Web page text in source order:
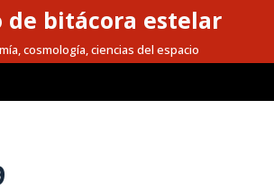
de bitácora estelar
cosmología, ciencias del espacio